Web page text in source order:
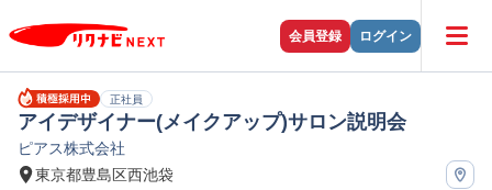
会員登録 ログイン
正社員
アイデザイナー(メイクアップ)サロン説明会
ピアス株式会社
東京都豊島区西池袋